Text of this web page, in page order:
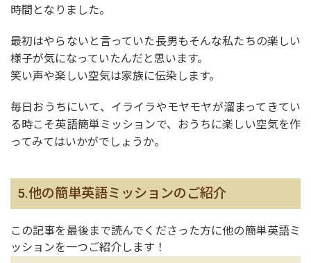
時間となりました。
最初はやらないと言っていた長男もそんな私たちの楽しい
様子が気になっていたんだと思います。
笑い声や楽しい空気は家族に伝染します。
毎日おうちにいて、イライラやモヤモヤが溜まってきてい
る時こそ英語簡単ミッションで、おうちに楽しい空気を作
ってみてはいかがでしょうか。
5.他の簡単英語ミッションのご紹介
この記事を最後まで読んでくださった方に他の簡単英語ミ
ッションを一つご紹介します！